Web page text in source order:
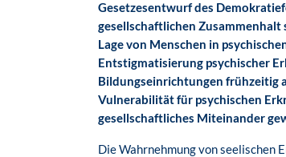
Gesetzesentwurf des
gesellschaftlichen Zusammenhalt
Lage von Menschen in
Entstigmatisierung psychischer
Bildungseinrichtungen frühzeitig
Vulnerabilität für psychischen
gesellschaftliches Miteinander
Die Wahrnehmung von seelischen